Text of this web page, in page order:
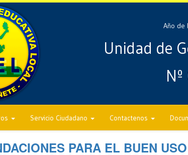
Año de
Unidad de
Servicio Ciudadano Contactenos
PARA EL BUEN